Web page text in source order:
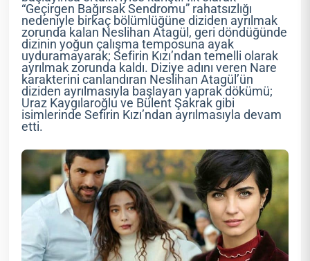
“Geçirgen Bağırsak Sendromu” rahatsızlığı
nedeniyle birkaç bölümlüğüne diziden ayrılmak
zorunda kalan Neslihan Atagül, geri döndüğünde
dizinin yoğun çalışma temposuna ayak
uyduramayarak; Sefirin Kızı’ndan temelli olarak
ayrılmak zorunda kaldı. Diziye adını veren Nare
karakterini canlandıran Neslihan Atagül’ün
diziden ayrılmasıyla başlayan yaprak dökümü;
Uraz Kaygılaroğlu ve Bülent Şakrak gibi
isimlerinde Sefirin Kızı’ndan ayrılmasıyla devam
etti.